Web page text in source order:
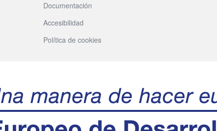
Documentación
Accesibilidad
Política de cookies